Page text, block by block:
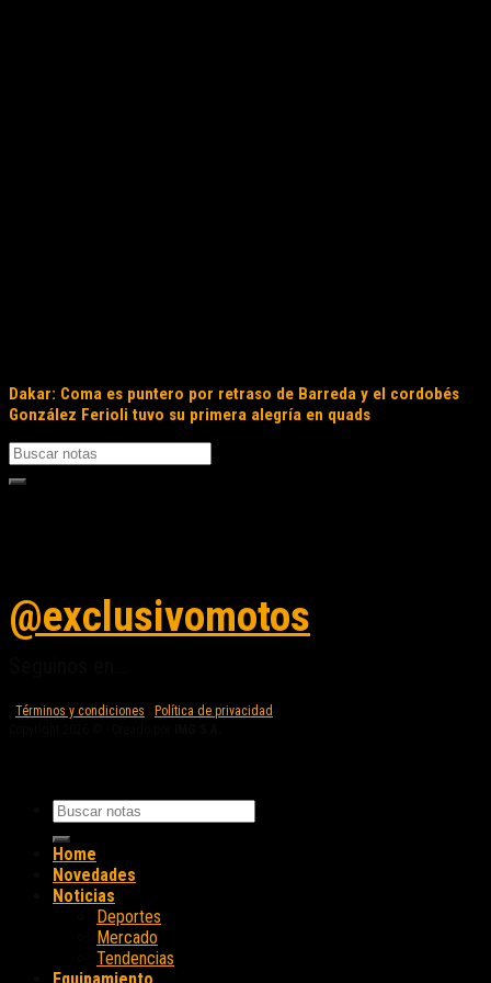
Dakar: Coma es puntero por retraso de Barreda y el cordobés
González Ferioli tuvo su primera alegría en quads
@exclusivomotos
Términos y condiciones
Política de privacidad
Home
Novedades
Noticias
Deportes
Mercado
Tendencias